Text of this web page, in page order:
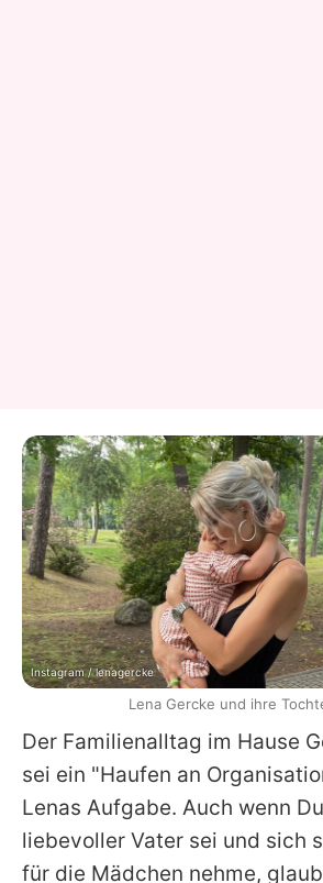
Der Familienalltag im Hause
sei ein "Haufen an
Lenas Aufgabe. Auch wenn
liebevoller Vater sei und sich
für die Mädchen nehme,
Instagram / lenagercke
Lena Gercke und ihre